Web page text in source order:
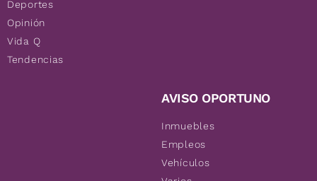
Deportes
Opinión
Vida Q
Tendencias
AVISO OPORTUNO
Inmuebles
Empleos
Vehículos